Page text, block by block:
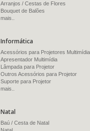
Arranjos / Cestas de Flores
Bouquet de Balões
mais..
Informática
Acessórios para Projetores Multimídia
Apresentador Multimídia
Lâmpada para Projetor
Outros Acessórios para Projetor
Suporte para Projetor
mais..
Natal
Baú / Cesta de Natal